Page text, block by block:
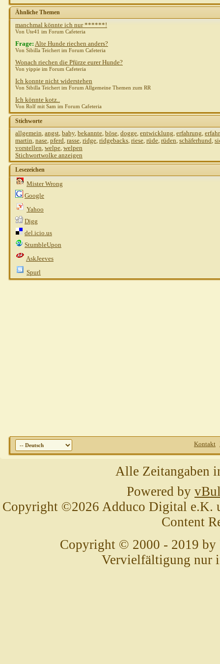
Ähnliche Themen
manchmal könnte ich nur ******!
Von Ute41 im Forum Cafeteria
Frage: Alte Hunde riechen anders?
Von Sibilla Teichert im Forum Cafeteria
Wonach riechen die Pfürze eurer Hunde?
Von yippie im Forum Cafeteria
Ich konnte nicht widerstehen
Von Sibilla Teichert im Forum Allgemeine Themen zum RR
Ich könnte kotz..
Von Rolf mit Sam im Forum Cafeteria
Stichworte
allgemein, angst, baby, bekannte, böse, dogge, entwicklung, erfahrung,
martin, nase, pferd, rasse, ridge, ridgebacks, riese, rüde, rüden, schäferhund,
vorstellen, welpe, welpen
Stichwortwolke anzeigen
Lesezeichen
Mister Wrong
Google
Yahoo
Digg
del.icio.us
StumbleUpon
AskJeeves
Spurl
Kontakt
Alle Zeitangaben
Powered by
Copyright ©2026 Adduco Digital e.K.
Content
Copyright © 2000 - 2019 by
Vervielfältigung nur